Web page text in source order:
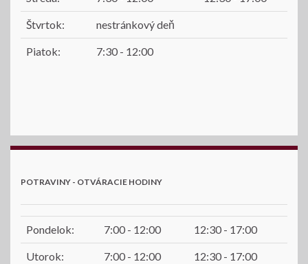
Štvrtok: nestránkový deň
Piatok: 7:30 - 12:00
POTRAVINY - OTVÁRACIE HODINY
Pondelok: 7:00 - 12:00 12:30 - 17:00
Utorok: 7:00 - 12:00 12:30 - 17:00